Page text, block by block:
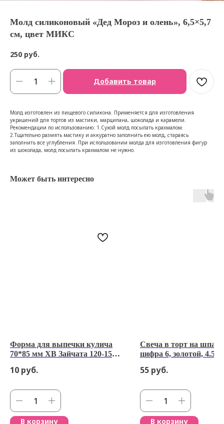
Молд силиконовый «Дед Мороз и олень», 6,5×5,7
см, цвет МИКС
250 руб.
Добавить товар
Молд изготовлен из пищевого силикона. Применяется для изготовления
украшений для тортов из мастики, марципана, шоколада и карамели.
Рекомендации по использованию: 1.Сухой молд посыпать крахмалом.
2.Тщательно размять мастику и аккуратно заполнить ею молд, стараясь
заполнить все углубления. При использовании молда для изготовления фигур
из шоколада, молд посыпать крахмалом не нужно.
Может быть интересно
Форма для выпечки кулича
70*85 мм ХВ Зайчата 120-150
10 руб.
В корзину
Свеча в торт на
цифра 6, золотой,
55 руб.
В корзину